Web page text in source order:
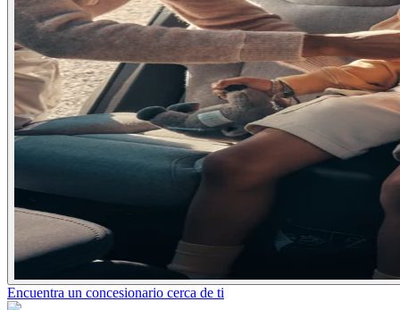
Encuentra un concesionario cerca de ti